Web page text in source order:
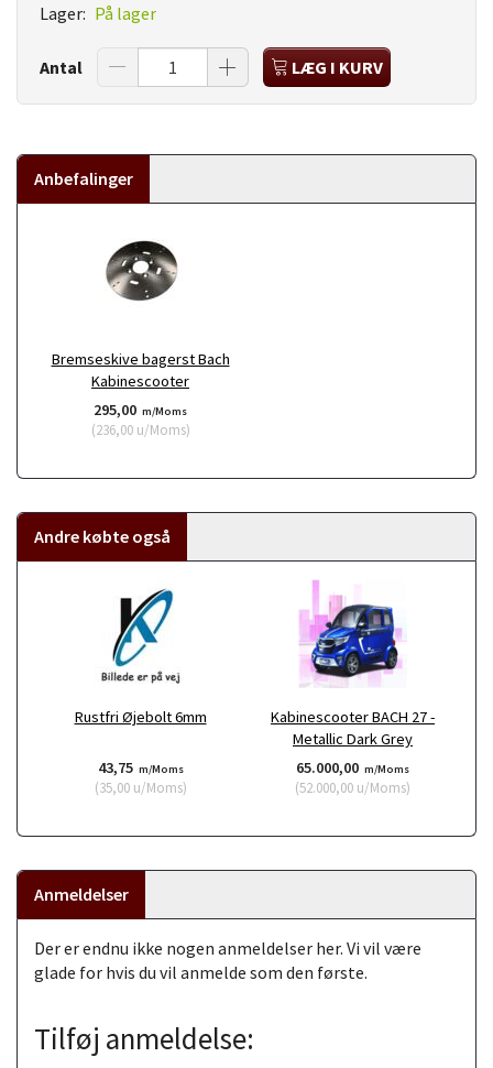
Lager: På lager
Antal LÆG I KURV
Anbefalinger
Bremseskive bagerst Bach
Kabinescooter
295,00 m/Moms
(236,00u/Moms)
Andre købte også
Rustfri Øjebolt 6mm
43,75 m/Moms
(35,00u/Moms)
Kabinescooter BACH 27 -
Metallic Dark Grey
65.000,00 m/Moms
(52.000,00 u/Moms)
Anmeldelser
Der er endnu ikke nogen anmeldelser her. Vi vil være
glade for hvis du vil anmelde som den første.
Tilføj anmeldelse: